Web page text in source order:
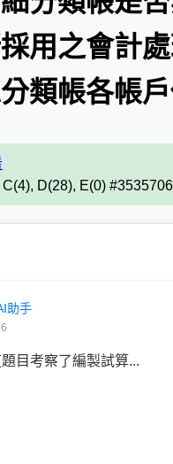
用之會計
類帳各帳
D(28), E(0) #3535706
助手
目考察了編製試算...